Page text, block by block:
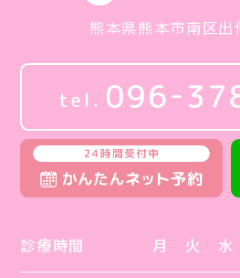
熊本県熊本市南区
診療時間 月 火 水